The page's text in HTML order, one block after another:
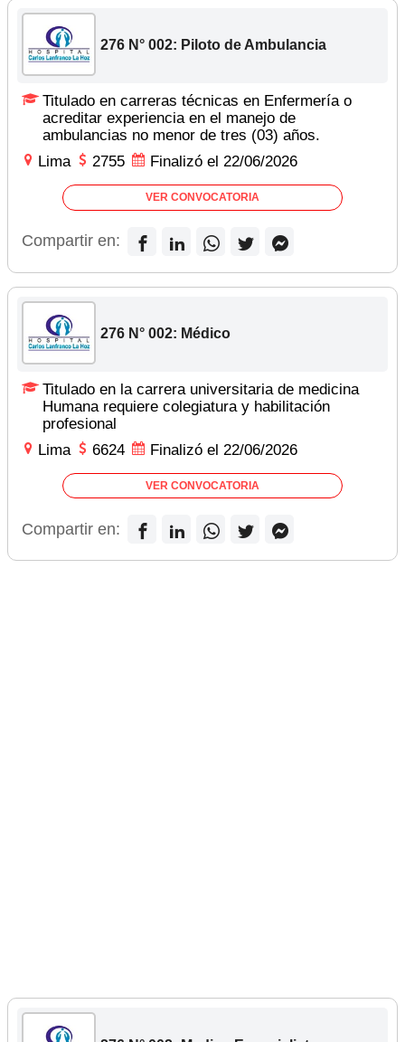
276 N° 002: Piloto de Ambulancia
Titulado en carreras técnicas en Enfermería o
acreditar experiencia en el manejo de
ambulancias no menor de tres (03) años.
Lima
2755 Finalizó el 22/06/2026
VER CONVOCATORIA
Compartir en:
276 N° 002: Médico
Titulado en la carrera universitaria de medicina
Humana requiere colegiatura y habilitación
profesional
Lima
6624 Finalizó el 22/06/2026
VER CONVOCATORIA
Compartir en: